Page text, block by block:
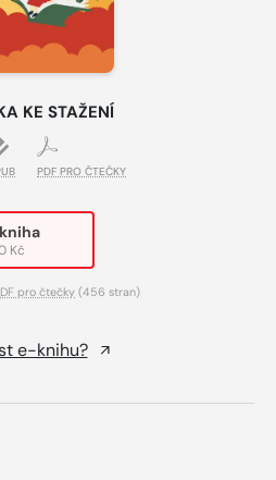
KE STAŽENÍ
PDF PRO ČTEČKY
Kč
pro čtečky (456 stran)
e-knihu?